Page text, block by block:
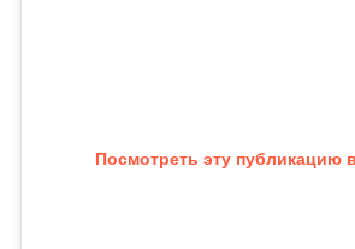
Посмотреть эту публикацию